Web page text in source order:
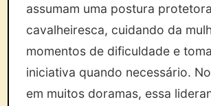
assumam uma postura
cavalheiresca, cuidando da
momentos de dificuldade e
iniciativa quando necessário.
em muitos doramas, essa